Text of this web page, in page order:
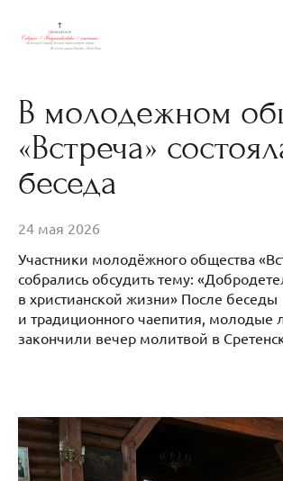
В молодежном
«Встреча»
беседа
24 мая 2026
Участники молодёжного общества
собрались обсудить тему:
в христианской жизни» После беседы
и традиционного чаепития, молодые
закончили вечер молитвой в